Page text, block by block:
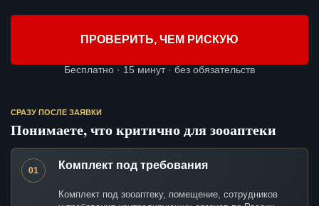
ПРОВЕРИТЬ, ЧЕМ РИСКУЮ
Бесплатно · 15 минут · без обязательств
СРАЗУ ПОСЛЕ ЗАЯВКИ
Понимаете, что критично для зооаптеки
01 Комплект под требования
Комплект под зооаптеку, помещение, сотрудников